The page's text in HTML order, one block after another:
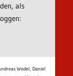
als
Wedel, Daniel